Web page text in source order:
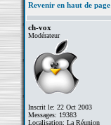
Revenir en haut de page
ch-vox
Modérateur
Inscrit le: 22 Oct 2003
Messages: 19383
Localisation: La Réunion